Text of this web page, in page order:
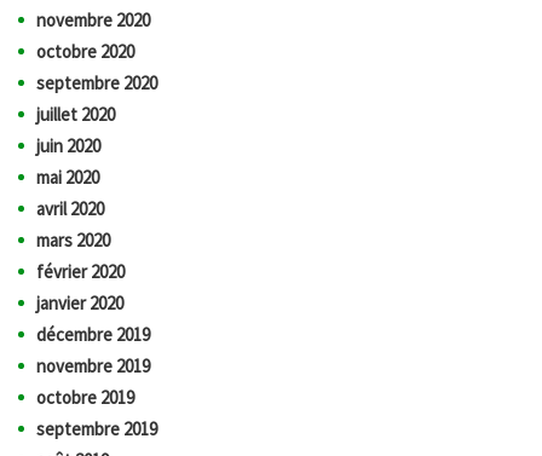
novembre 2020
octobre 2020
septembre 2020
juillet 2020
juin 2020
mai 2020
avril 2020
mars 2020
février 2020
janvier 2020
décembre 2019
novembre 2019
octobre 2019
septembre 2019